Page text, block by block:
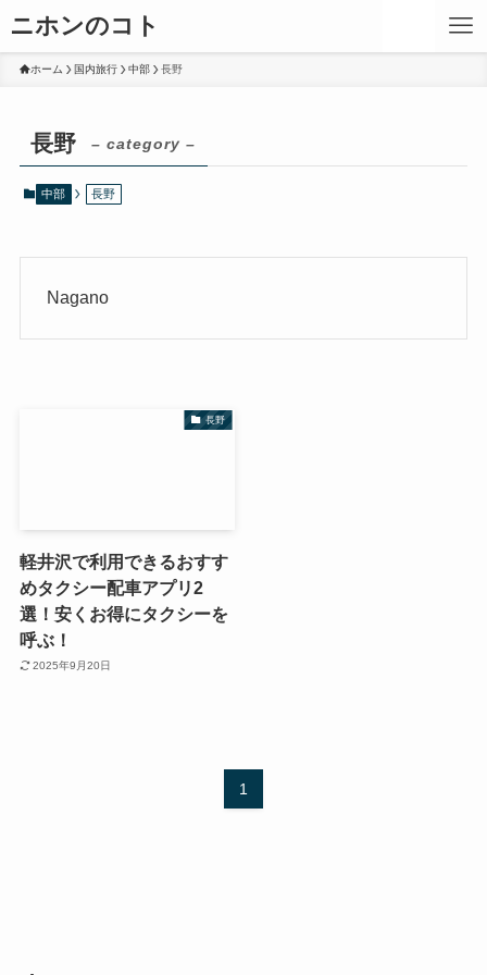
ニホンのコト
ホーム 国内旅行 中部 長野
長野 – category –
中部 長野
Nagano
長野
軽井沢で利用できるおすす
めタクシー配車アプリ2
選！安くお得にタクシーを
呼ぶ！
2025年9月20日
1